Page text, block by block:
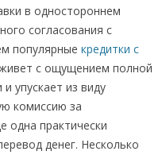
в одностороннем
согласования с
популярные кредитки с
с ощущением полной
упускает из виду
комиссию за
одна практически
денег. Несколько